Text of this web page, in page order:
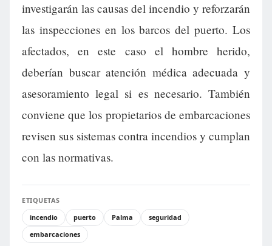
investigarán las causas del incendio y reforzarán
las inspecciones en los barcos del puerto. Los
afectados, en este caso el hombre herido,
deberían buscar atención médica adecuada y
asesoramiento legal si es necesario. También
conviene que los propietarios de embarcaciones
revisen sus sistemas contra incendios y cumplan
con las normativas.
ETIQUETAS
incendio
puerto Palma
seguridad
embarcaciones